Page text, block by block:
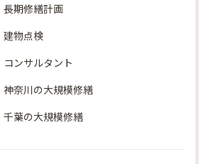
長期修繕計画
建物点検
コンサルタント
神奈川の大規模修繕
千葉の大規模修繕